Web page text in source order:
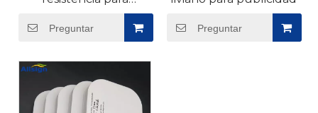
Preguntar Preguntar